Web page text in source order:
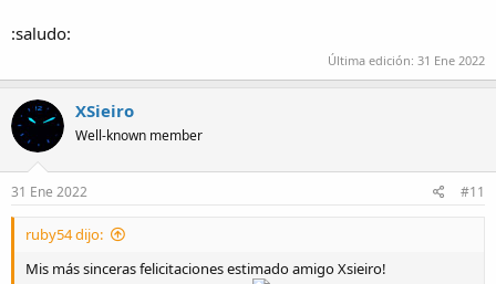
:saludo:
Última edición: 31 Ene 2022
XSieiro
Well-known member
31 Ene 2022 #11
ruby54 dijo:
Mis más sinceras felicitaciones estimado amigo Xsieiro!